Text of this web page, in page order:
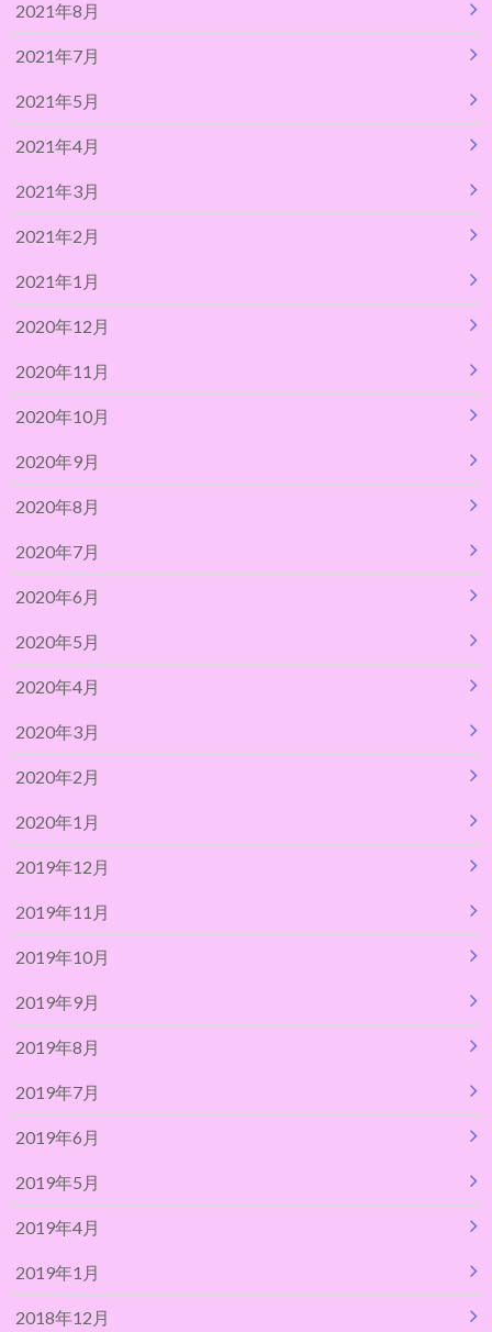
2021年8月
2021年7月
2021年5月
2021年4月
2021年3月
2021年2月
2021年1月
2020年12月
2020年11月
2020年10月
2020年9月
2020年8月
2020年7月
2020年6月
2020年5月
2020年4月
2020年3月
2020年2月
2020年1月
2019年12月
2019年11月
2019年10月
2019年9月
2019年8月
2019年7月
2019年6月
2019年5月
2019年4月
2019年1月
2018年12月